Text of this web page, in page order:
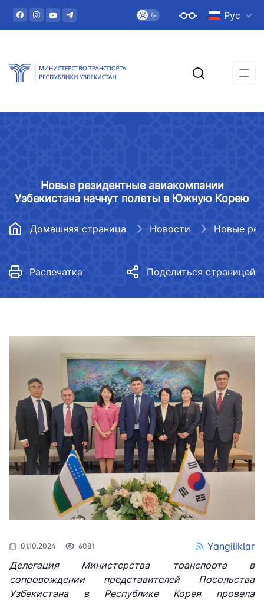
Рус
Новые резидентные авиакомпании
Узбекистана начнут полеты в Южную Корею
Домашняя страница Новости
Распечатка Поделиться страницей
01.10.2024 6081
Yangiliklar
Делегация Министерства транспорта в
сопровождении представителей Посольства
Узбекистана в Республике Корея провела